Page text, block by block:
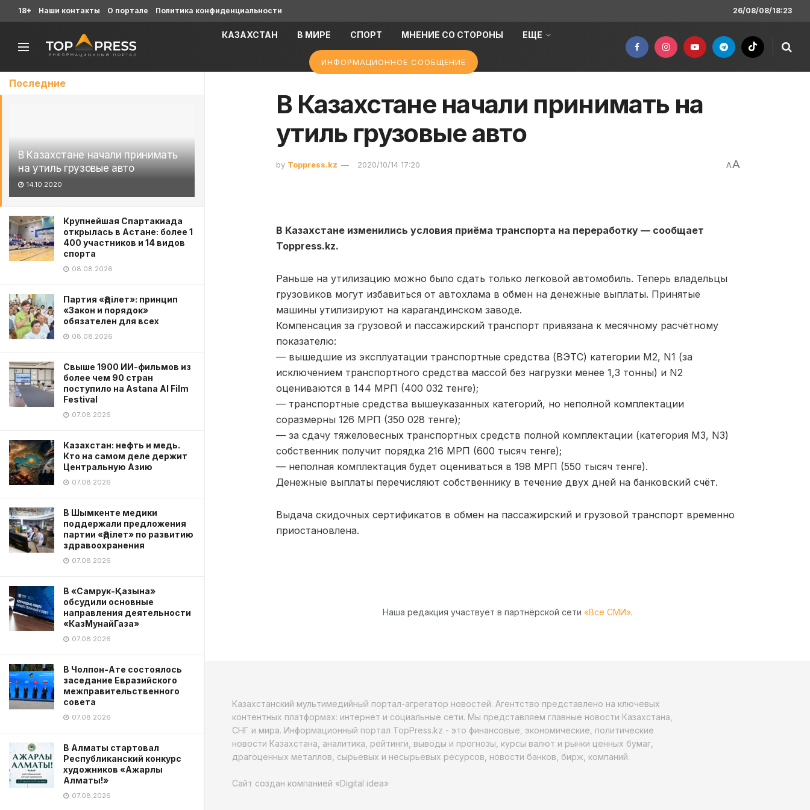
Последние
В Казахстане начали принимать
на утиль грузовые авто
14.10.2020
Крупнейшая Спартакиада
открылась в Астане: более 1
400 участников и 14 видов
спорта
08.08.2026
Партия «Әділет»: принцип
«Закон и порядок»
обязателен для всех
08.08.2026
Свыше 1900 ИИ-фильмов из
более чем 90 стран
поступило на Astana AI Film
Festival
07.08.2026
Казахстан: нефть и медь.
Кто на самом деле держит
Центральную Азию
07.08.2026
В Шымкенте медики
поддержали предложения
партии «Әділет» по развитию
здравоохранения
07.08.2026
В «Самрук-Қазына»
обсудили основные
направления деятельности
«КазМунайГаза»
07.08.2026
В Чолпон-Ате состоялось
заседание Евразийского
межправительственного
совета
07.08.2026
В Алматы стартовал
Республиканский конкурс
художников «Ажарлы
Алматы!»
07.08.2026
18+ Наши контакты О портале Политика конфиденциальности 26/08/08/18:23
КАЗАХСТАН В МИРЕ СПОРТ МНЕНИЕ СО СТОРОНЫ ЕЩЕ
ИНФОРМАЦИОННОЕ СООБЩЕНИЕ
В Казахстане начали принимать на
утиль грузовые авто
by Toppress.kz 2020/10/14 17:20 AA
В Казахстане изменились условия приёма транспорта на переработку — сообщает
Toppress.kz.
Раньше на утилизацию можно было сдать только легковой автомобиль. Теперь владельцы
грузовиков могут избавиться от автохлама в обмен на денежные выплаты. Принятые
машины утилизируют на карагандинском заводе.
Компенсация за грузовой и пассажирский транспорт привязана к месячному расчётному
показателю:
— вышедшие из эксплуатации транспортные средства (ВЭТС) категории М2, N1 (за
исключением транспортного средства массой без нагрузки менее 1,3 тонны) и N2
оцениваются в 144 МРП (400 032 тенге);
— транспортные средства вышеуказанных категорий, но неполной комплектации
соразмерны 126 МРП (350 028 тенге);
— за сдачу тяжеловесных транспортных средств полной комплектации (категория М3, N3)
собственник получит порядка 216 МРП (600 тысяч тенге);
— неполная комплектация будет оцениваться в 198 МРП (550 тысяч тенге).
Денежные выплаты перечисляют собственнику в течение двух дней на банковский счёт.
Выдача скидочных сертификатов в обмен на пассажирский и грузовой транспорт временно
приостановлена.
Наша редакция участвует в партнёрской сети «Все СМИ».
Казахстанский мультимедийный портал-агрегатор новостей. Агентство представлено на ключевых
контентных платформах: интернет и социальные сети. Мы представляем главные новости Казахстана,
СНГ и мира. Информационный портал TopPress.kz - это финансовые, экономические, политические
новости Казахстана, аналитика, рейтинги, выводы и прогнозы, курсы валют и рынки ценных бумаг,
драгоценных металлов, сырьевых и несырьевых ресурсов, новости банков, бирж, компаний.
Сайт создан компанией «Digital idea»